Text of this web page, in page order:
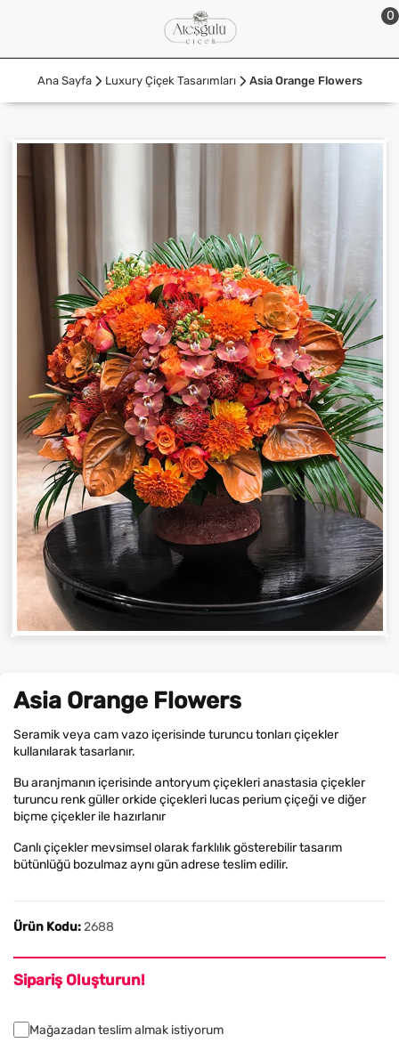
0
Ana Sayfa Luxury Çiçek Tasarımları Asia Orange Flowers
Asia Orange Flowers
Seramik veya cam vazo içerisinde turuncu tonları çiçekler
kullanılarak tasarlanır.
Bu aranjmanın içerisinde antoryum çiçekleri anastasia çiçekler
turuncu renk güller orkide çiçekleri lucas perium çiçeği ve diğer
biçme çiçekler ile hazırlanır
Canlı çiçekler mevsimsel olarak farklılık gösterebilir tasarım
bütünlüğü bozulmaz aynı gün adrese teslim edilir.
Ürün Kodu:2688
Sipariş Oluşturun!
Mağazadan teslim almak istiyorum